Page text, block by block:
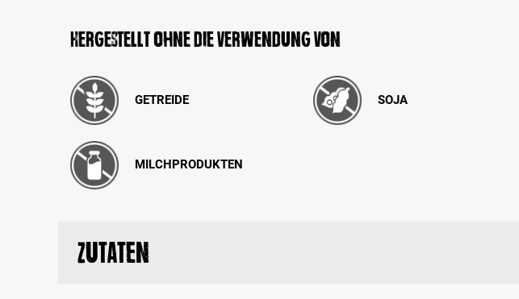
Hergestellt ohne die Verwendung von
GETREIDE SOJA
MILCHPRODUKTEN
Zutaten